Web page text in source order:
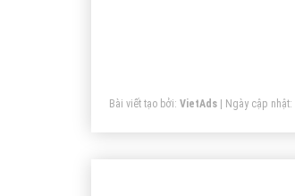
Bài viết tạo bởi: VietAds | Ngày cập nhật: